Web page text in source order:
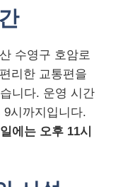
수영구 호암로
리한 교통편을
니다. 운영 시간
시까지입니다.
에는 오후 11시